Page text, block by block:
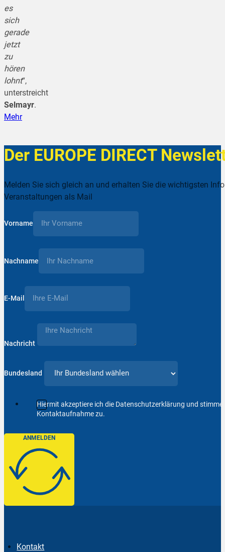
es
sich
gerade
jetzt
zu
hören
lohnt“,
unterstreicht
Selmayr.
Mehr
Der EUROPE DIRECT
Melden Sie sich gleich an und erhalten Sie die wichtigsten
Veranstaltungen als Mail
Vorname
Nachname
E-Mail
Nachricht
Bundesland
Hiermit akzeptiere ich die Datenschutzerklärung und
Kontaktaufnahme zu.
ANMELDEN
Kontakt